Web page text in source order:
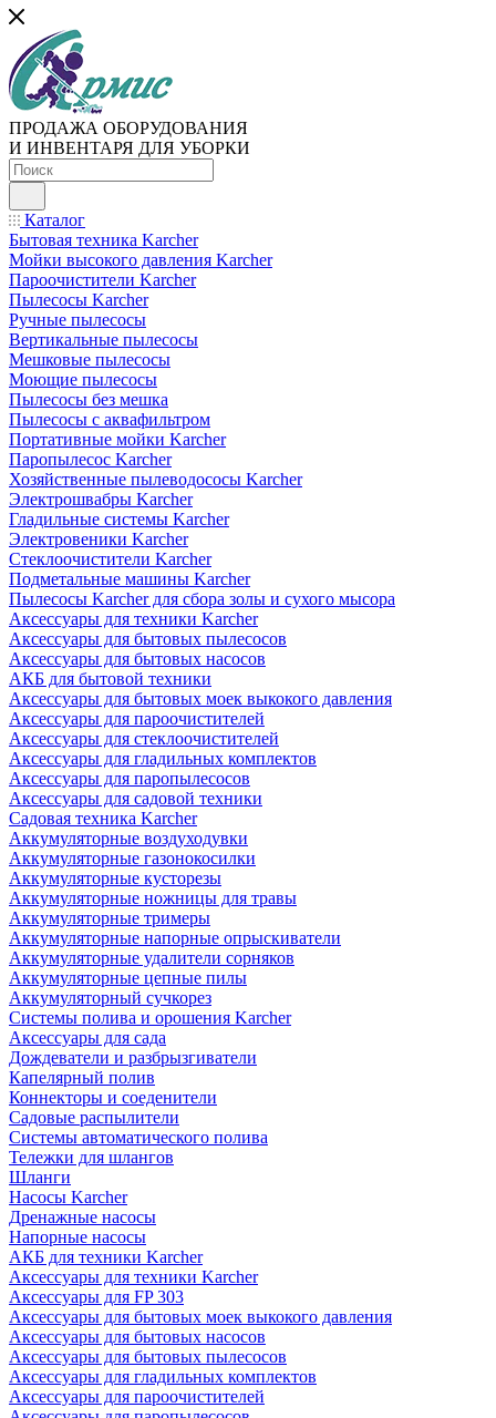
ПРОДАЖА ОБОРУДОВАНИЯ
И ИНВЕНТАРЯ ДЛЯ УБОРКИ
Каталог
Бытовая техника Karcher
Мойки высокого давления Karcher
Пароочистители Karcher
Пылесосы Karcher
Ручные пылесосы
Вертикальные пылесосы
Мешковые пылесосы
Моющие пылесосы
Пылесосы без мешка
Пылесосы с аквафильтром
Портативные мойки Karcher
Паропылесос Karcher
Хозяйственные пылеводососы Karcher
Электрошвабры Karcher
Гладильные системы Karcher
Электровеники Karcher
Стеклоочистители Karcher
Подметальные машины Karcher
Пылесосы Karcher для сбора золы и сухого мысора
Аксессуары для техники Karcher
Аксессуары для бытовых пылесосов
Аксессуары для бытовых насосов
АКБ для бытовой техники
Аксессуары для бытовых моек выкокого давления
Аксессуары для пароочистителей
Аксессуары для стеклоочистителей
Аксессуары для гладильных комплектов
Аксессуары для паропылесосов
Аксессуары для садовой техники
Садовая техника Karcher
Аккумуляторные воздуходувки
Аккумуляторные газонокосилки
Аккумуляторные кусторезы
Аккумуляторные ножницы для травы
Аккумуляторные тримеры
Аккумуляторные напорные опрыскиватели
Аккумуляторные удалители сорняков
Аккумуляторные цепные пилы
Аккумуляторный сучкорез
Системы полива и орошения Karcher
Аксессуары для сада
Дождеватели и разбрызгиватели
Капелярный полив
Коннекторы и соеденители
Садовые распылители
Системы автоматического полива
Тележки для шлангов
Шланги
Насосы Karcher
Дренажные насосы
Напорные насосы
АКБ для техники Karcher
Аксессуары для техники Karcher
Аксессуары для FP 303
Аксессуары для бытовых моек выкокого давления
Аксессуары для бытовых насосов
Аксессуары для бытовых пылесосов
Аксессуары для гладильных комплектов
Аксессуары для пароочистителей